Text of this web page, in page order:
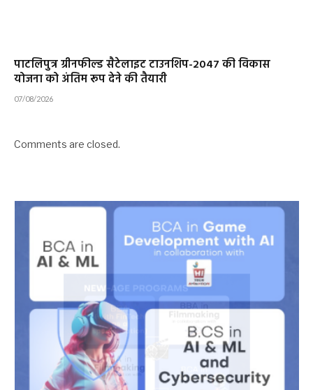
पाटलिपुत्र ग्रीनफील्ड सैटेलाइट टाउनशिप-2047 की विकास
योजना को अंतिम रूप देने की तैयारी
07/08/2026
Comments are closed.